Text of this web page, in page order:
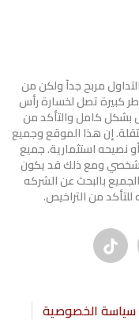
مربح جدآ ولكن من
كبيرة تصل لخسارة رأس
بشكل كامل والتأكد من
إن هذا الموقع وجميع
نصيحه استثمارية. جميع
شخصي ومع ذلك قد يكون
بالبحث عن الشركه
من التراخيص.
سياسة الخصوصية